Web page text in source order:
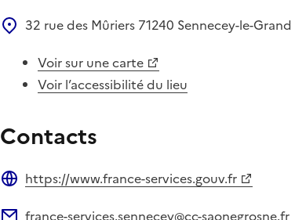
32 rue des Mûriers 71240 Sennecey-le-Grand
Voir sur une carte
Voir l’accessibilité du lieu
Contacts
https://www.france-services.gouv.fr
france-services.sennecey@cc-saonegrosne.fr